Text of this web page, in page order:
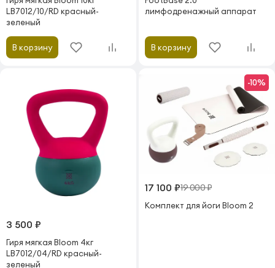
LB7012/10/RD красный-
зеленый
В корзину
лимфодренажный аппарат
В корзину
3 500 ₽
Гиря мягкая Bloom 4кг
LB7012/04/RD красный-
зеленый
-10%
17 100 ₽19 000 ₽
Комплект для йоги Bloom 2